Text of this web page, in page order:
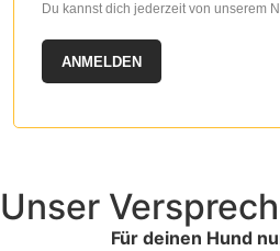
Du kannst dich jederzeit von unserem
ANMELDEN
Unser
Für deinen Hund